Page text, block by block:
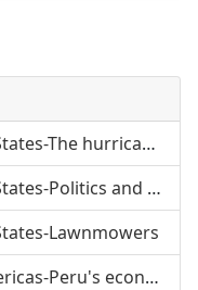
经济学人音频版 Unit17:United States-The hurricane season
经济学人音频版 Unit16:United States-Politics and prison
Lawnmowers
经济学人音频版 Unit23:The Americas-Peru's economy